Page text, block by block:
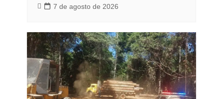
7 de agosto de 2026